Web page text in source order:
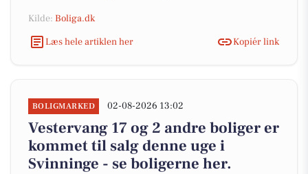
Kilde: Boliga.dk
Læs hele artiklen her
Kopiér link
BOLIGMARKED 02-08-2026 13:02
Vestervang 17 og 2 andre boliger er
kommet til salg denne uge i
Svinninge - se boligerne her.